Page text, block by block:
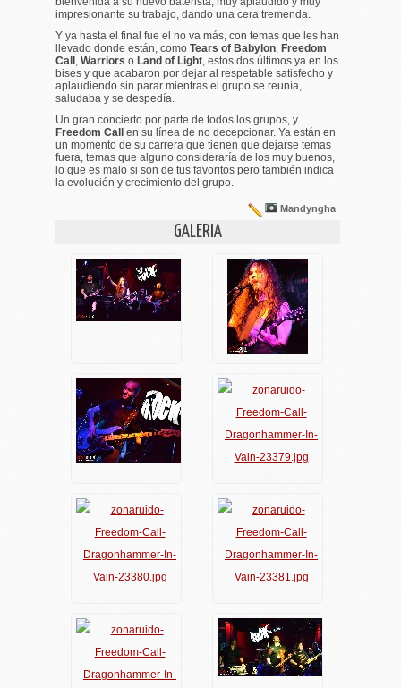
impresionante su trabajo, dando una cera tremenda.
Y ya hasta el final fue el no va más, con temas que les han
llevado donde están, como Tears of Babylon Freedom
Call Warriors o Land of Light , estos dos últimos ya en los
bises y que acabaron por dejar al respetable satisfecho y
aplaudiendo sin parar mientras el grupo se reunía,
saludaba y se despedía.
Un gran concierto por parte de todos los grupos, y
Freedom Call en su línea de no decepcionar. Ya están en
un momento de su carrera que tienen que dejarse temas
fuera, temas que alguno consideraría de los muy buenos,
lo que es malo si son de tus favoritos pero también indica
la evolución y crecimiento del grupo.
Mandyngha
GALERIA